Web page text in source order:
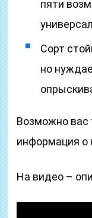
пяти
Сорт
но
Возможно вас
информация о
На видео –